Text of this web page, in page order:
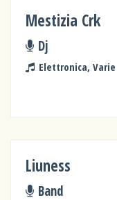
Mestizia Crk
Dj
Elettronica, Varie
Liuness
Band